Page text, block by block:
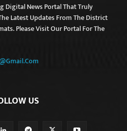
Digital News Portal That Truly
Latest Updates From The District
Please Visit Our Portal For The
US